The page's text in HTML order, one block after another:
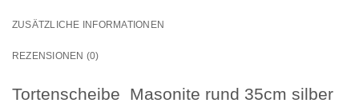
ZUSÄTZLICHE INFORMATIONEN
REZENSIONEN (0)
Tortenscheibe Masonite rund 35cm silber